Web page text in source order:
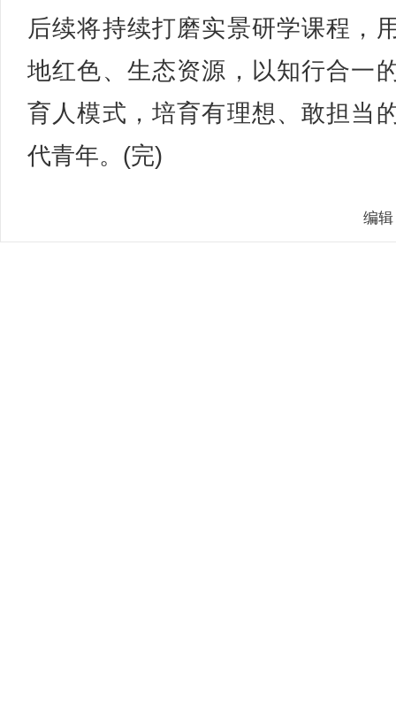
后续将持续打磨实景研学课程，
地红色、生态资源，以知行合一
育人模式，培育有理想、敢担当
代青年。(完)
编